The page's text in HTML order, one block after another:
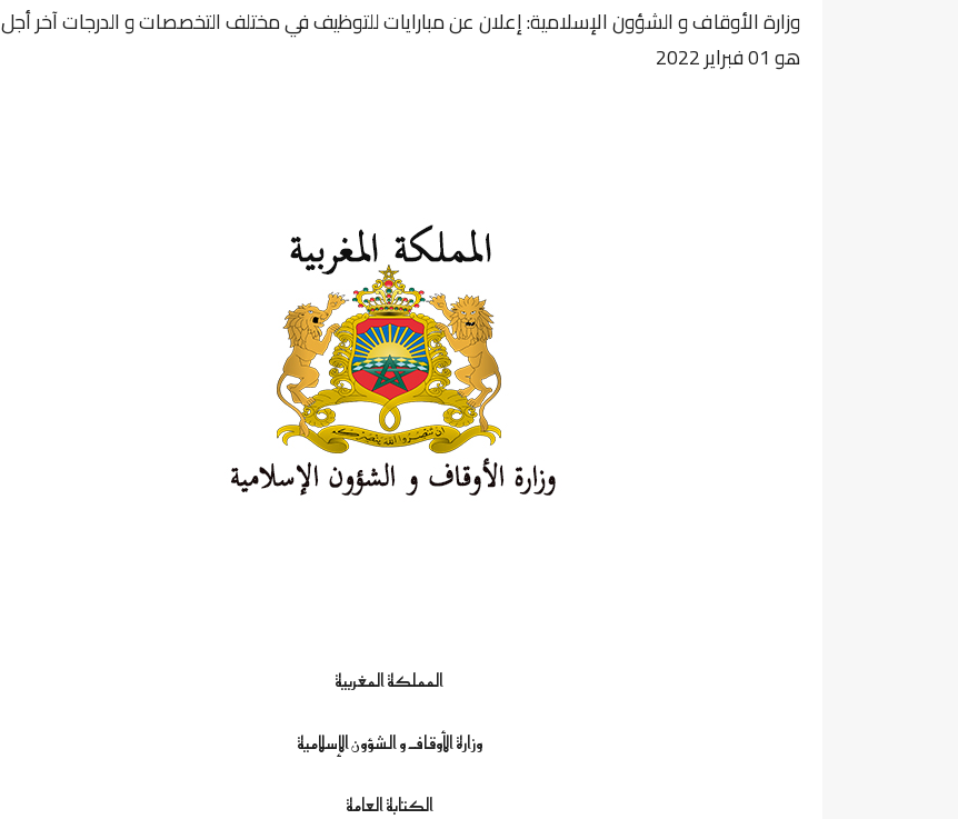
وزارة الأوقاف و الشؤون الإسلامية: إعلان عن مبارايات للتوظيف في مختلف التخصصات و الدرجات آخر أجل
هو 01 فبراير 2022
المملكة المغربية
وزارة الأوقاف و الشؤون الإسلامية
الكتابة العامة